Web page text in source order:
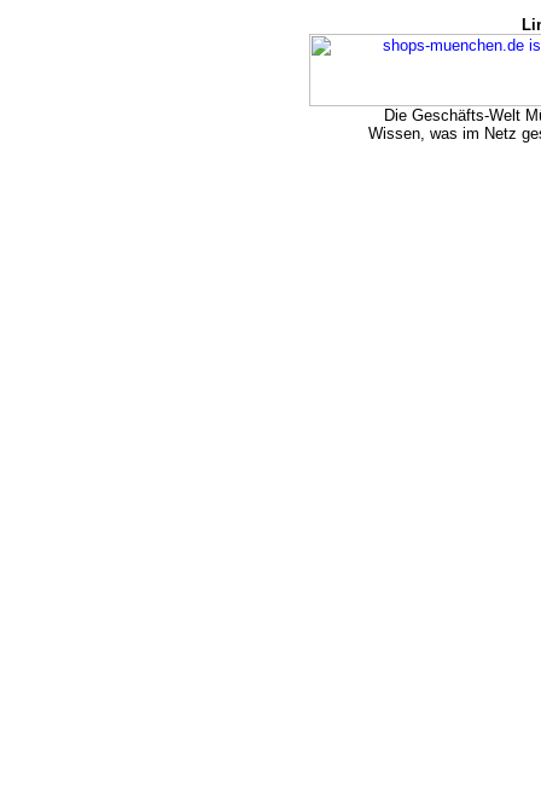
Die Geschäfts-Welt
Wissen, was im Netz